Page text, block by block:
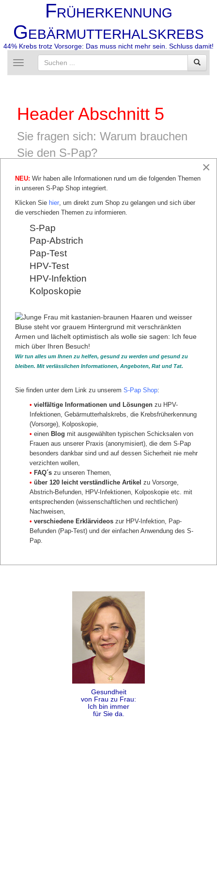
FRÜHERKENNUNG
GEBÄRMUTTERHALSKREBS
44% Krebs trotz Vorsorge: Das muss nicht mehr sein. Schluss damit!
Toggle
navigation
Header Abschnitt 5
Sie fragen sich: Warum brauchen
Sie den S-Pap?
besteht. Vergleichen Sie die Methoden hier.
Header Abschnitt 1
Header Abschnitt 2
Header Abschnitt 3
Header Abschnitt 4
Header Abschnitt 5
Header Abschnitt 6
Gesundheit
von Frau zu Frau:
Ich bin immer
für Sie da.
×
NEU: Wir haben alle Informationen rund um die folgenden Themen
in unseren S-Pap Shop integriert.
Klicken Sie hier, um direkt zum Shop zu gelangen und sich über
die verschieden Themen zu informieren.
S-Pap
Pap-Abstrich
Pap-Test
HPV-Test
HPV-Infektion
Kolposkopie
Wir tun alles um Ihnen zu helfen, gesund zu werden und gesund zu
bleiben. Mit verlässlichen Informationen, Angeboten, Rat und Tat.
Sie finden unter dem Link zu unserem S-Pap Shop:
• vielfältige Informationen und Lösungen zu HPV-
Infektionen, Gebärmutterhalskrebs, die Krebsfrüherkennung
(Vorsorge), Kolposkopie,
• einen Blog mit ausgewählten typischen Schicksalen von
Frauen aus unserer Praxis (anonymisiert), die dem S-Pap
besonders dankbar sind und auf dessen Sicherheit nie mehr
verzichten wollen,
• FAQ´s zu unseren Themen,
• über 120 leicht verständliche Artikel zu Vorsorge,
Abstrich-Befunden, HPV-Infektionen, Kolposkopie etc. mit
entsprechenden (wissenschaftlichen und rechtlichen)
Nachweisen,
• verschiedene Erklärvideos zur HPV-Infektion, Pap-
Befunden (Pap-Test) und der einfachen Anwendung des S-
Pap.